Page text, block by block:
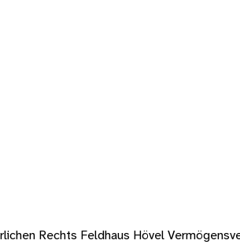
Rechts Feldhaus Hövel